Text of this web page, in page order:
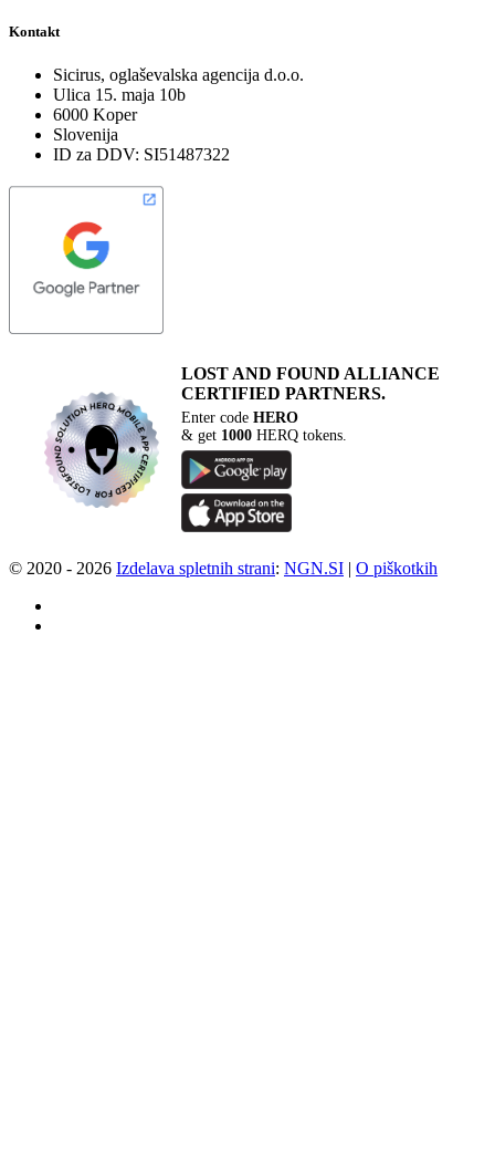
Kontakt
Sicirus, oglaševalska agencija d.o.o.
Ulica 15. maja 10b
6000 Koper
Slovenija
ID za DDV: SI51487322
LOST AND FOUND ALLIANCE
CERTIFIED PARTNERS.
Enter codeHERO
& get 1000 HERQ tokens.
© 2020 - 2026 Izdelava spletnih strani: NGN.SI | O piškotkih